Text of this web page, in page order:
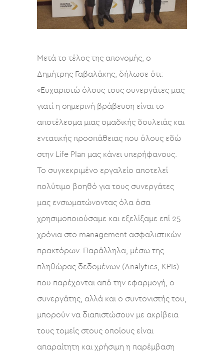
Μετά το τέλος της απονομής, ο
Δημήτρης Γαβαλάκης, δήλωσε ότι:
«Ευχαριστώ όλους τους συνεργάτες μας
γιατί η σημερινή βράβευση είναι το
αποτέλεσμα μιας ομαδικής δουλειάς και
εντατικής προσπάθειας που όλους εδώ
στην Life Plan μας κάνει υπερήφανους.
Το συγκεκριμένο εργαλείο αποτελεί
πολύτιμο βοηθό για τους συνεργάτες
μας ενσωματώνοντας όλα όσα
χρησιμοποιούσαμε και εξελίξαμε επί 25
χρόνια στο management ασφαλιστικών
πρακτόρων. Παράλληλα, μέσω της
πληθώρας δεδομένων (Analytics, KPIs)
που παρέχονται από την εφαρμογή, ο
συνεργάτης, αλλά και ο συντονιστής του,
μπορούν να διαπιστώσουν με ακρίβεια
τους τομείς στους οποίους είναι
απαραίτητη και χρήσιμη η παρέμβαση